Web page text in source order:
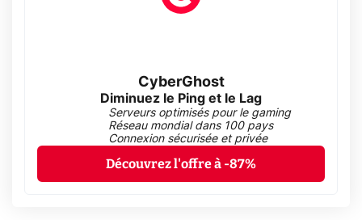
CyberGhost
Diminuez le Ping et le Lag
Serveurs optimisés pour le gaming
Réseau mondial dans 100 pays
Connexion sécurisée et privée
Découvrez l'offre à -87%